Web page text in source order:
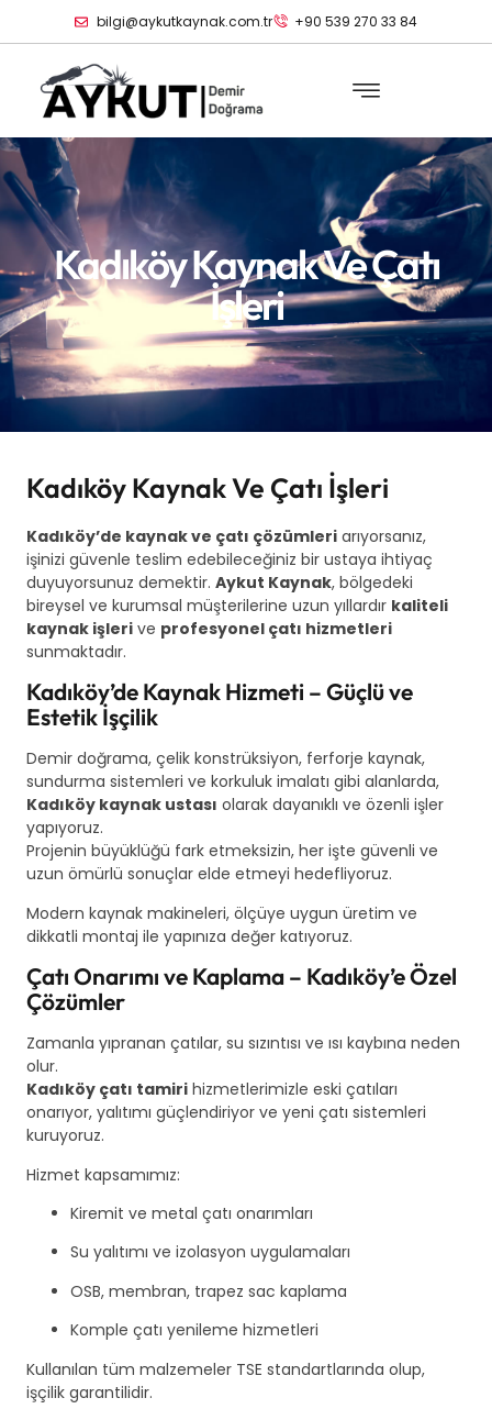
bilgi@aykutkaynak.com.tr +90 539 270 33 84
Kadıköy Kaynak Ve Çatı
İşleri
Kadıköy Kaynak Ve Çatı İşleri
Kadıköy’de kaynak ve çatı çözümleri arıyorsanız,
işinizi güvenle teslim edebileceğiniz bir ustaya ihtiyaç
duyuyorsunuz demektir. Aykut Kaynak, bölgedeki
bireysel ve kurumsal müşterilerine uzun yıllardır kaliteli
kaynak işleri ve profesyonel çatı hizmetleri
sunmaktadır.
Kadıköy’de Kaynak Hizmeti – Güçlü ve
Estetik İşçilik
Demir doğrama, çelik konstrüksiyon, ferforje kaynak,
sundurma sistemleri ve korkuluk imalatı gibi alanlarda,
Kadıköy kaynak ustası olarak dayanıklı ve özenli işler
yapıyoruz.
Projenin büyüklüğü fark etmeksizin, her işte güvenli ve
uzun ömürlü sonuçlar elde etmeyi hedefliyoruz.
Modern kaynak makineleri, ölçüye uygun üretim ve
dikkatli montaj ile yapınıza değer katıyoruz.
Çatı Onarımı ve Kaplama – Kadıköy’e Özel
Çözümler
Zamanla yıpranan çatılar, su sızıntısı ve ısı kaybına neden
olur.
Kadıköy çatı tamiri hizmetlerimizle eski çatıları
onarıyor, yalıtımı güçlendiriyor ve yeni çatı sistemleri
kuruyoruz.
Hizmet kapsamımız:
Kiremit ve metal çatı onarımları
Su yalıtımı ve izolasyon uygulamaları
OSB, membran, trapez sac kaplama
Komple çatı yenileme hizmetleri
Kullanılan tüm malzemeler TSE standartlarında olup,
işçilik garantilidir.